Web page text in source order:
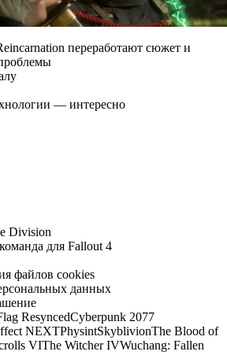
переработают сюжет и
— интересно
Division
для Fallout 4
файлов cookies
данных
ResyncedCyberpunk 2077
NEXTPhysintSkyblivionThe Blood of
VIThe Witcher IVWuchang: Fallen